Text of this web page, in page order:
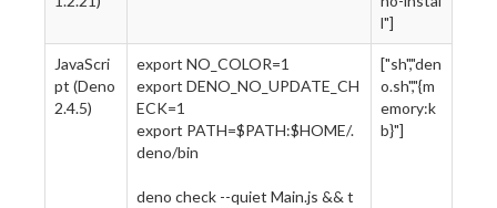
l"]
JavaScri
pt (Deno
2.4.5)
export NO_COLOR=1
export DENO_NO_UPDATE_CH
ECK=1
export PATH=$PATH:$HOME/.
deno/bin
deno check --quiet Main.js && t
["sh","den
o.sh","{m
emory:k
b}"]